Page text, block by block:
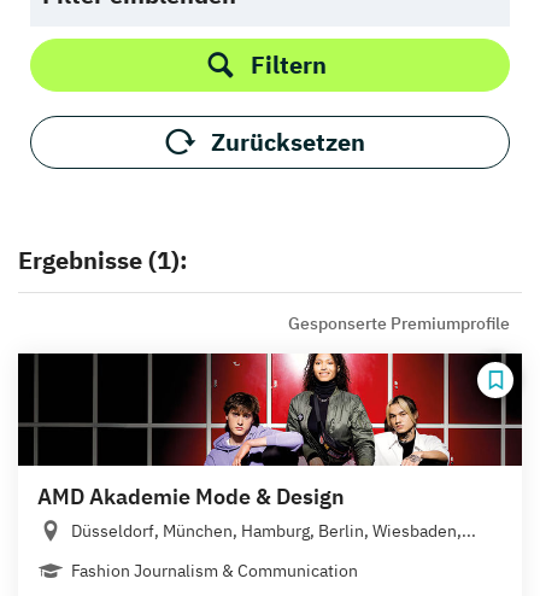
Filtern
Zurücksetzen
Ergebnisse (1):
Gesponserte Premiumprofile
AMD Akademie Mode & Design
Düsseldorf, München, Hamburg, Berlin, Wiesbaden,...
Fashion Journalism & Communication